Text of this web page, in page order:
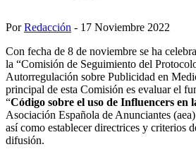
PorRedacción - 17 Noviembre 2022
Con fecha de 8 de noviembre se ha
la “Comisión de Seguimiento del
Autorregulación sobre Publicidad en
principal de esta Comisión es evaluar el
“Código sobre el uso de Influencers en
Asociación Española de Anunciantes
así como establecer directrices y criterios
difusión.